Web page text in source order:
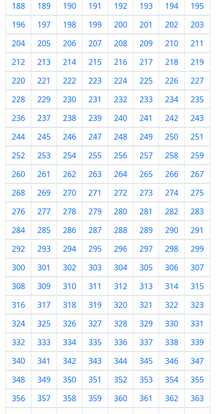
188
189 190 191 192 193 194
195
196
197 198 199 200 201 202
203
204
205 206 207 208 209 210
211
212
213 214 215 216 217 218
219
220
221 222 223 224 225 226
227
228
229 230 231 232 233 234
235
236
237 238 239 240 241 242
243
244
245 246 247 248 249 250
251
252
253 254 255 256 257 258
259
260
261 262 263 264 265 266
267
268
269 270 271 272 273 274
275
276
277 278 279 280 281 282
283
284
285 286 287 288 289 290
291
292
293 294 295 296 297 298
299
300
301 302 303 304 305 306
307
308
309 310 311 312 313 314
315
316
317 318 319 320 321 322
323
324
325 326 327 328 329 330
331
332
333 334 335 336 337 338
339
340
341 342 343 344 345 346
347
348
349 350 351 352 353 354
355
356
357 358 359 360 361 362
363